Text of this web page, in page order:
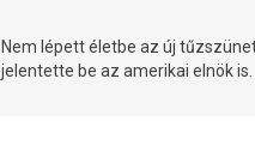
Nem lépett életbe az új
jelentette be az amerikai elnök is.